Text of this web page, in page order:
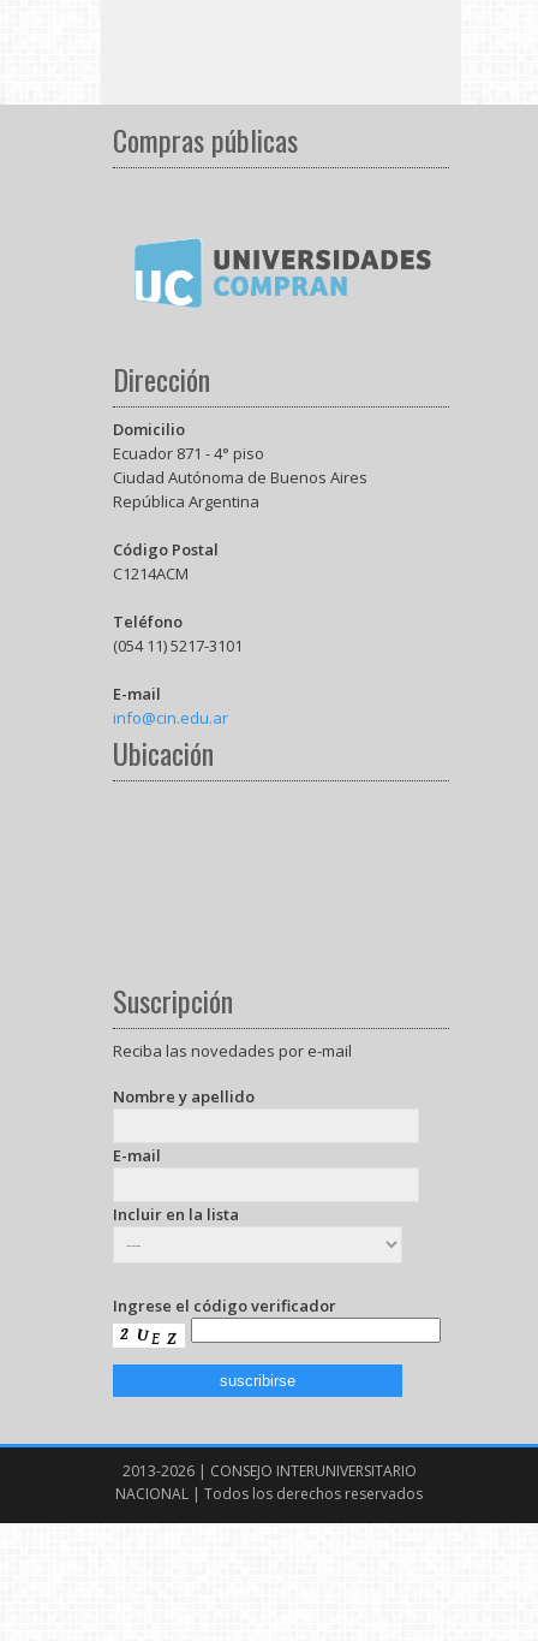
Compras públicas
Dirección
Domicilio
Ecuador 871 - 4° piso
Ciudad Autónoma de Buenos Aires
República Argentina
Código Postal
C1214ACM
Teléfono
(054 11) 5217-3101
E-mail
info@cin.edu.ar
Ubicación
Suscripción
Reciba las novedades por e-mail
Nombre y apellido
E-mail
Incluir en la lista
Ingrese el código verificador
2013-2026 | CONSEJO INTERUNIVERSITARIO
NACIONAL | Todos los derechos reservados